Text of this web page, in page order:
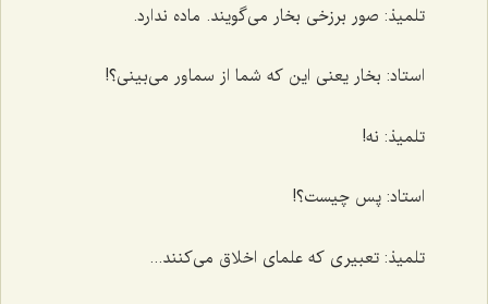
تلمیذ: صور برزخی بخار می‌گویند. ماده ندارد.
استاد: بخار یعنی این که شما از سماور می‌بینی؟!
تلمیذ: نه!
استاد: پس چیست؟!
تلمیذ: تعبیری که علمای اخلاق می‌کنند...